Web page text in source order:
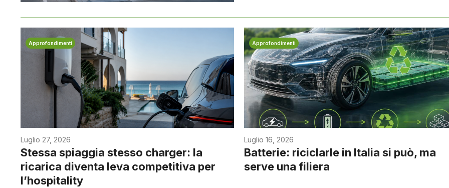
Approfondimenti
Luglio 27, 2026
Stessa spiaggia stesso charger: la
ricarica diventa leva competitiva per
l’hospitality
Approfondimenti
Luglio 16, 2026
Batterie: riciclarle in Italia si può, ma
serve una filiera